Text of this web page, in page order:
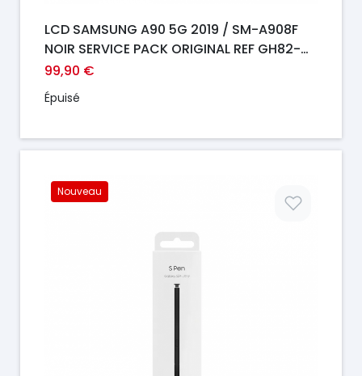
LCD SAMSUNG A90 5G 2019 / SM-A908F
NOIR SERVICE PACK ORIGINAL REF GH82-
21092A
99,90 €
Épuisé
Nouveau